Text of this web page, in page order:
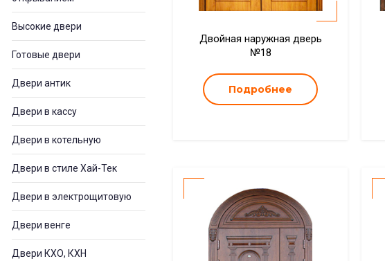
Высокие двери
Готовые двери
Двери антик
Двери в кассу
Двери в котельную
Двери в стиле Хай-Тек
Двери в электрощитовую
Двери венге
Двери КХО, КХН
Двойная наружная дверь
№18
Подробнее